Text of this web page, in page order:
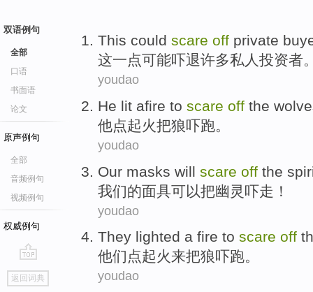
双语例句
全部
口语
书面语
论文
原声例句
全部
音频例句
视频例句
权威例句
go
top
返回词典
This could scare off private
这一点可能吓退许多私人 投资者
youdao
He lit afire to scare off the
他点起火把狼吓跑。
youdao
Our masks will scare off the
我们的面具可以把幽灵 吓走！
youdao
They lighted a fire to scare off
他们 点起火来把狼吓跑。
youdao